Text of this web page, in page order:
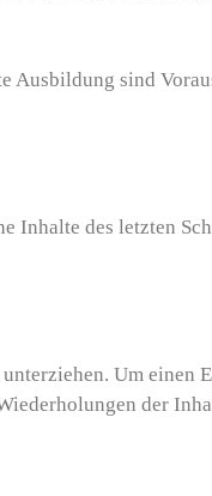
Ausbildung sind
Inhalte des letzten
Um einen
der